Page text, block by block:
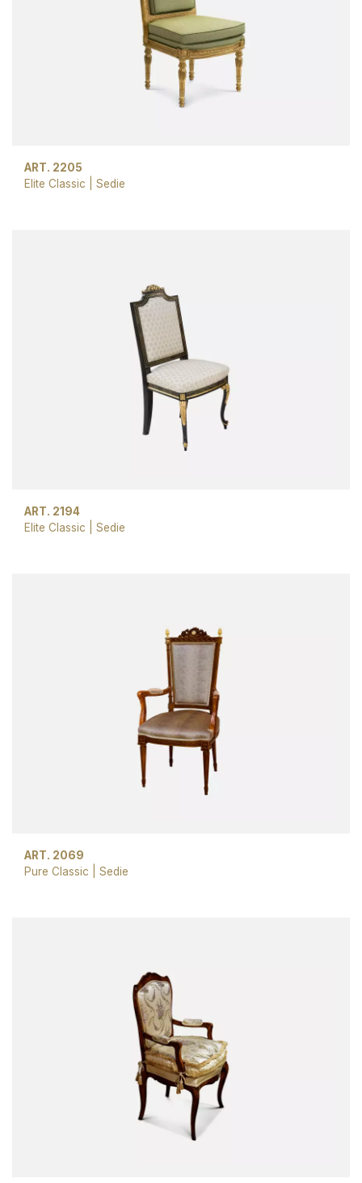
ART. 2205
Elite Classic
Sedie
ART. 2194
Elite Classic
Sedie
ART. 2069
Pure Classic
Sedie